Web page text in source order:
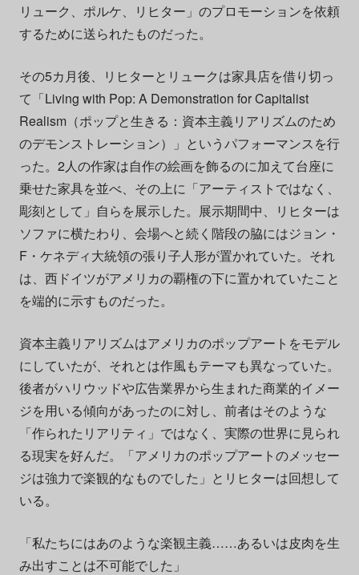
リューク、ポルケ、リヒター」のプロモーションを依頼
するために送られたものだった。
その5カ月後、リヒターとリュークは家具店を借り切っ
て「Living with Pop: A Demonstration for Capitalist
Realism（ポップと生きる：資本主義リアリズムのため
のデモンストレーション）」というパフォーマンスを行
った。2人の作家は自作の絵画を飾るのに加えて台座に
乗せた家具を並べ、その上に「アーティストではなく、
彫刻として」自らを展示した。展示期間中、リヒターは
ソファに横たわり、会場へと続く階段の脇にはジョン・
F・ケネディ大統領の張り子人形が置かれていた。それ
は、西ドイツがアメリカの覇権の下に置かれていたこと
を端的に示すものだった。
資本主義リアリズムはアメリカのポップアートをモデル
にしていたが、それとは作風もテーマも異なっていた。
後者がハリウッドや広告業界から生まれた商業的イメー
ジを用いる傾向があったのに対し、前者はそのような
「作られたリアリティ」ではなく、実際の世界に見られ
る現実を好んだ。「アメリカのポップアートのメッセー
ジは強力で楽観的なものでした」とリヒターは回想して
いる。
「私たちにはあのような楽観主義……あるいは皮肉を生
み出すことは不可能でした」